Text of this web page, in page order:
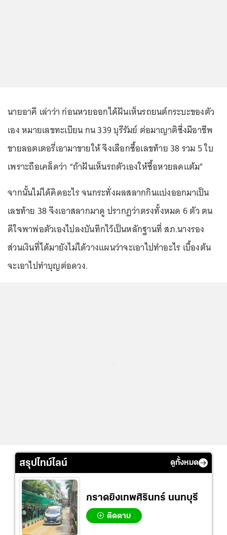
นายอาคี เล่าว่า ก่อนหวยออกได้ฝันเห็นรถยนต์กระบะของตัว
เอง หมายเลขทะเบียน กน 339 บุรีรัมย์ ต่อมาญาติซึ่งมีอาชีพ
ขายลอตเตอรี่เอามาขายให้ จึงเลือกซื้อเลขท้าย 38 รวม 5 ใบ
เพราะถือเคล็ดว่า “ถ้าฝันเห็นรถตัวเองให้ซื้อหวยลดแต้ม”
จากนั้นไม่ได้คิดอะไร จนกระทั่งผลสลากกินแบ่งออกมาเป็น
เลขท้าย 38 จึงเอาสลากมาดู ปรากฏว่าตรงทั้งหมด 6 ตัว ตน
ดีใจพาพ่อตัวเองไปลงบันทึกไว้เป็นหลักฐานที่ สภ.นางรอง
ส่วนเงินที่ได้มายังไม่ได้วางแผนว่าจะเอาไปทำอะไร เบื้องต้น
จะเอาไปทำบุญต่อดวง.
สรุปไทม์ไลน์ ดูทั้งหมด
กราดยิงเทพศิรินทร์ นนทบุรี
ติดตาม